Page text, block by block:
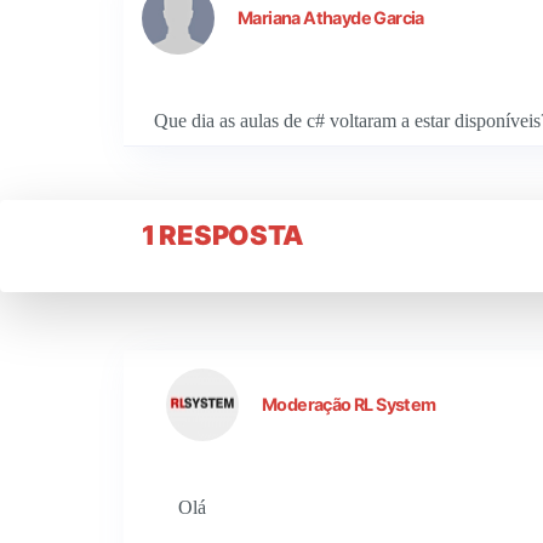
Mariana Athayde Garcia
Que dia as aulas de c# voltaram a estar
1 RESPOSTA
Moderação RL System
Olá